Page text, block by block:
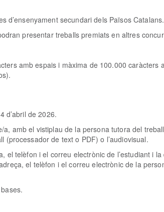
d’ensenyament secundari dels Països Catalans.
presentar treballs premiats en altres
amb espais i màxima de 100.000
d’abril de 2026.
amb el vistiplau de la persona tutora del
de text o PDF) o l’audiovisual.
el telèfon i el correu electrònic de l’estudiant i
el telèfon i el correu electrònic de la